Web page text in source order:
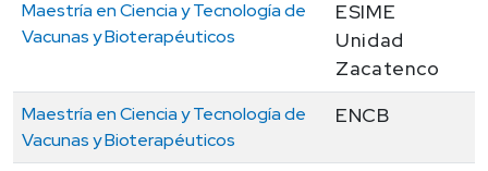
Maestría en Ciencia y Tecnología de
Vacunas y Bioterapéuticos
ESIME
Unidad
Zacatenco
Maestría en Ciencia y Tecnología de
Vacunas y Bioterapéuticos
ENCB